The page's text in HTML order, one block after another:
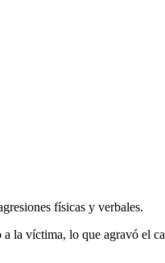
físicas y verbales.
la víctima, lo que agravó el